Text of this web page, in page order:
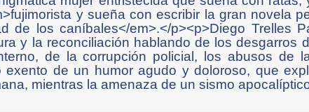
y sueña con escribir la gran novela
de los caníbales</em>.</p><p>Diego
y la reconciliación hablando de los
de la corrupción policial, los abusos de
exento de un humor agudo y doloroso, que
mientras la amenaza de un sismo